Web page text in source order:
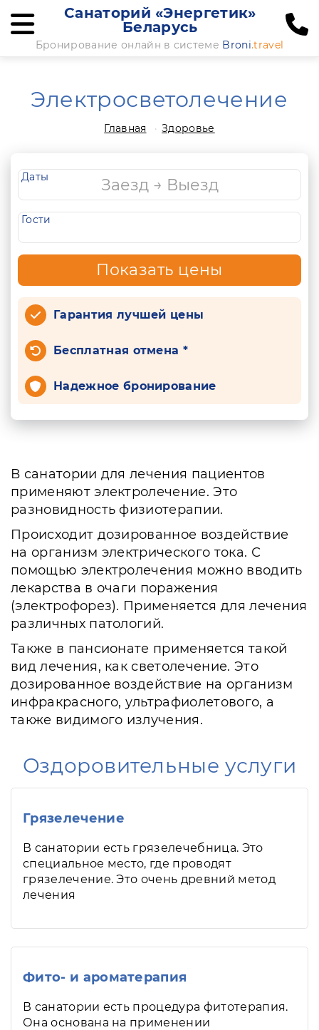
Санаторий «Энергетик»
Беларусь
Бронирование онлайн в системе Broni.travel
Электросветолечение
Главная Здоровье
Даты
Гости
Показать цены
Гарантия лучшей цены
Бесплатная отмена *
Надежное бронирование
В санатории для лечения пациентов
применяют электролечение. Это
разновидность физиотерапии.
Происходит дозированное воздействие
на организм электрического тока. С
помощью электролечения можно вводить
лекарства в очаги поражения
(электрофорез). Применяется для лечения
различных патологий.
Также в пансионате применяется такой
вид лечения, как светолечение. Это
дозированное воздействие на организм
инфракрасного, ультрафиолетового, а
также видимого излучения.
Оздоровительные услуги
Грязелечение
В санатории есть грязелечебница. Это
специальное место, где проводят
грязелечение. Это очень древний метод
лечения
Фито- и ароматерапия
В санатории есть процедура фитотерапия.
Она основана на применении